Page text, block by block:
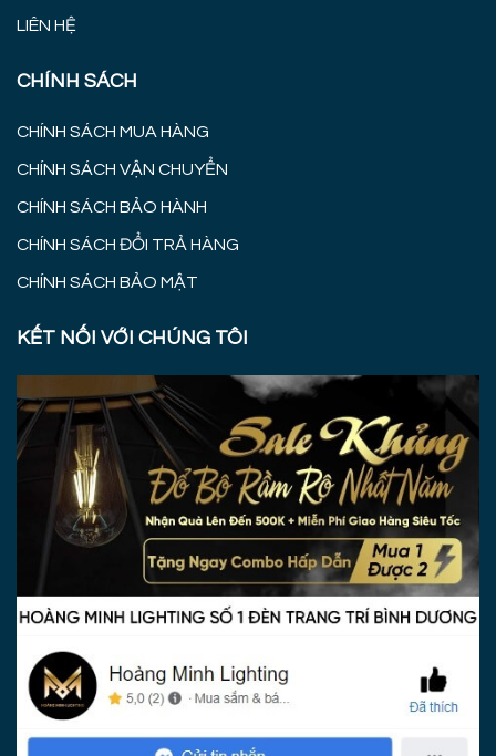
LIÊN HỆ
CHÍNH SÁCH
CHÍNH SÁCH MUA HÀNG
CHÍNH SÁCH VẬN CHUYỂN
CHÍNH SÁCH BẢO HÀNH
CHÍNH SÁCH ĐỔI TRẢ HÀNG
CHÍNH SÁCH BẢO MẬT
KẾT NỐI VỚI CHÚNG TÔI